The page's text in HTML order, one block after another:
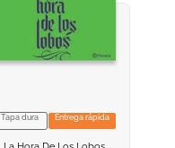
VER INFORMACION
Tapa dura Entrega rápida